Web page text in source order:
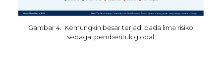
Gambar 4. Kemungkin besar terjadi pada lima risiko
sebagai pembentuk global